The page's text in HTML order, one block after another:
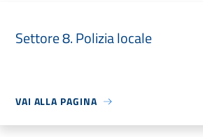
Settore 8. Polizia locale
VAI ALLA PAGINA